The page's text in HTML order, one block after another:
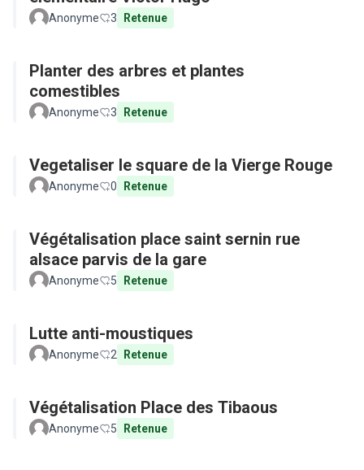
Anonyme 3 Retenue
Planter des arbres et plantes
comestibles
Anonyme 3 Retenue
Vegetaliser le square de la Vierge Rouge
Anonyme 0 Retenue
Végétalisation place saint sernin rue
alsace parvis de la gare
Anonyme 5 Retenue
Lutte anti-moustiques
Anonyme 2 Retenue
Végétalisation Place des Tibaous
Anonyme 5 Retenue